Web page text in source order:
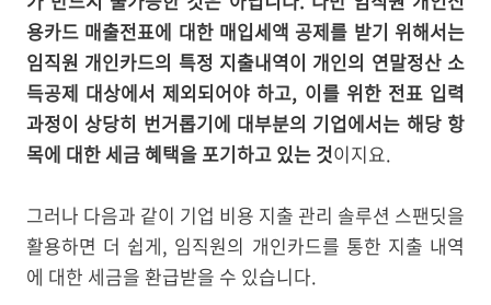
용카드 매출전표에 대한 매입세액 공제를 받기 위해서는
임직원 개인카드의 특정 지출내역이 개인의 연말정산 소
득공제 대상에서 제외되어야 하고, 이를 위한 전표 입력
과정이 상당히 번거롭기에 대부분의 기업에서는 해당 항
목에 대한 세금 혜택을 포기하고 있는 것이지요.
그러나 다음과 같이 기업 비용 지출 관리 솔루션 스팬딧을
활용하면 더 쉽게, 임직원의 개인카드를 통한 지출 내역
에 대한 세금을 환급받을 수 있습니다.